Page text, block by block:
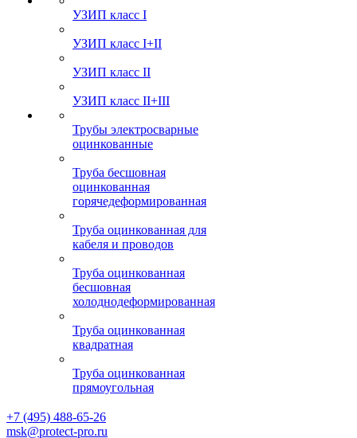
УЗИП класс I
УЗИП класс I+II
УЗИП класс II
УЗИП класс II+III
Трубы электросварные
оцинкованные
Труба бесшовная
оцинкованная
горячедеформированная
Труба оцинкованная для
кабеля и проводов
Труба оцинкованная
бесшовная
холоднодеформированная
Труба оцинкованная
квадратная
Труба оцинкованная
прямоугольная
+7 (495) 488-65-26
msk@protect-pro.ru